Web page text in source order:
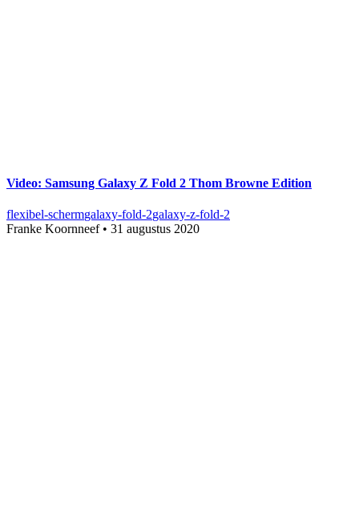
Video: Samsung Galaxy Z Fold 2 Thom Browne Edition
flexibel-schermgalaxy-fold-2galaxy-z-fold-2
Franke Koornneef• 31 augustus 2020